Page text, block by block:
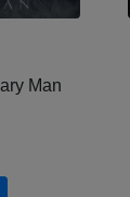
Man